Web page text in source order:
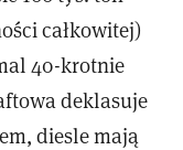
całkowitej)
40-krotnie
deklasuje
diesle mają